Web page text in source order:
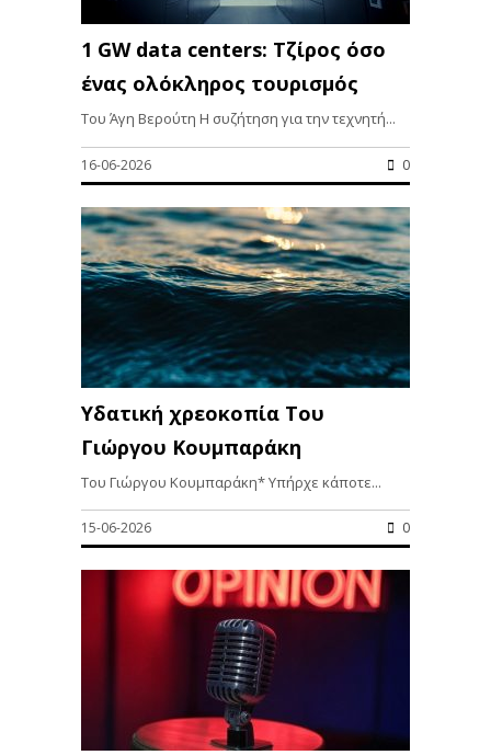
1 GW data centers: Τζίρος όσο
ένας ολόκληρος τουρισμός
Του Άγη Βερούτη Η συζήτηση για την τεχνητή...
16-06-2026 0
Υδατική χρεοκοπία Του
Γιώργου Κουμπαράκη
Του Γιώργου Κουμπαράκη* Υπήρχε κάποτε...
15-06-2026 0